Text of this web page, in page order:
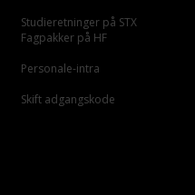
Studieretninger på STX
Fagpakker på HF
Personale-intra
Skift adgangskode